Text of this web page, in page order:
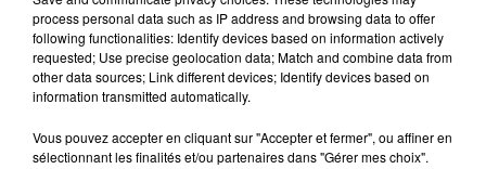
31 juillet 2026
dévoilent « Happiness Is So Sad »
David Guetta et Carl Cox signent un B2B
historique à Ibiza
process personal data such as IP address and browsing data to offer
following functionalities: Identify devices based on information actively
requested; Use precise geolocation data; Match and combine data from
other data sources; Link different devices; Identify devices based on
information transmitted automatically.
Vous pouvez accepter en cliquant sur "Accepter et fermer", ou affiner en
sélectionnant les finalités et/ou partenaires dans "Gérer mes choix".